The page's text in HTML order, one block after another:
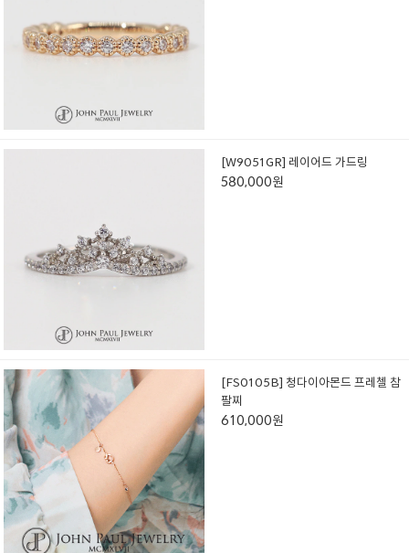
[W9051GR] 레이어드 가드링
580,000원
[FS0105B] 청다이아몬드 프레첼 참
팔찌
610,000원